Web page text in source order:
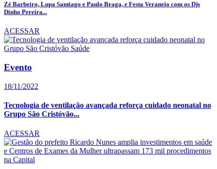
Zé Barbeiro, Lupa Santiago e Paulo Braga, e Festa Veraneio com os Djs
Dinho Pereira...
ACESSAR
Evento
18/11/2022
Tecnologia de ventilação avançada reforça cuidado neonatal no
Grupo São Cristóvão...
ACESSAR